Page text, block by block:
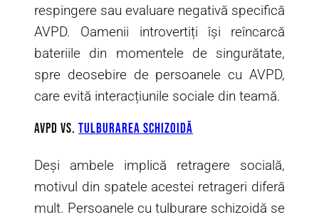
respingere sau evaluare negativă specifică
AVPD. Oamenii introvertiți își reîncarcă
bateriile din momentele de singurătate,
spre deosebire de persoanele cu AVPD,
care evită interacțiunile sociale din teamă.
AVPD vs. tulburarea schizoidă
Deși ambele implică retragere socială,
motivul din spatele acestei retrageri diferă
mult. Persoanele cu tulburare schizoidă se